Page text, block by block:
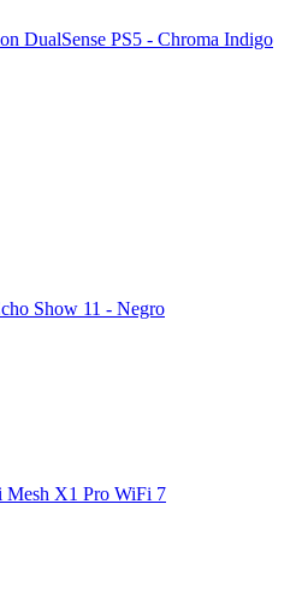
DualSense PS5 - Chroma Indigo
Show 11 - Negro
X1 Pro WiFi 7